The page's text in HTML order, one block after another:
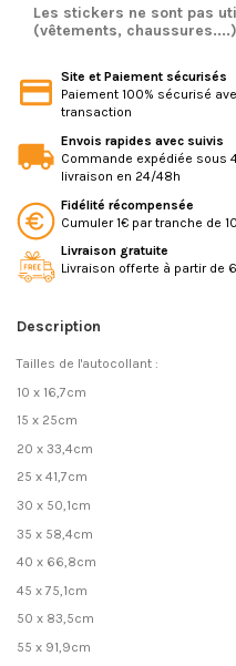
Les stickers ne sont pas
(vêtements, chaussures....)
Site et Paiement sécurisés
Paiement 100% sécurisé
transaction
Envois rapides avec suivis
Commande expédiée sous
livraison en 24/48h
Fidélité récompensée
Cumuler 1€ par tranche de
Livraison gratuite
Livraison offerte à partir de
Description
Tailles de l'autocollant :
10 x 16,7cm
15 x 25cm
20 x 33,4cm
25 x 41,7cm
30 x 50,1cm
35 x 58,4cm
40 x 66,8cm
45 x 75,1cm
50 x 83,5cm
55 x 91,9cm